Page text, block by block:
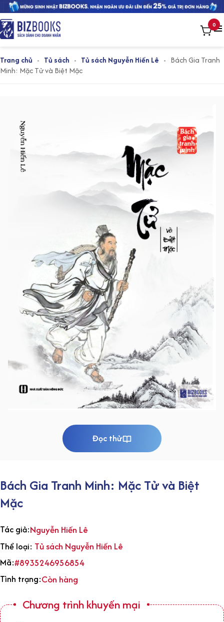
0
Trang chủ - Tủ sách - Tủ sách Nguyễn Hiến Lê - Bách Gia Tranh
Minh: Mặc Tử và Biệt Mặc
Đọc thử
Bách Gia Tranh Minh: Mặc Tử và Biệt
Mặc
Tác giả:Nguyễn Hiến Lê
Thể loại: Tủ sách Nguyễn Hiến Lê
Mã:#8935246956854
Tình trạng:Còn hàng
Chương trình khuyến mại